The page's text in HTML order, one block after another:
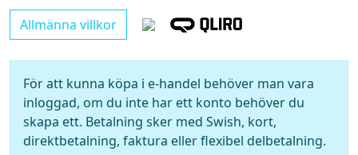
Allmänna villkor
För att kunna köpa i e-handel behöver man vara
inloggad, om du inte har ett konto behöver du
skapa ett. Betalning sker med Swish, kort,
direktbetalning, faktura eller flexibel delbetalning.